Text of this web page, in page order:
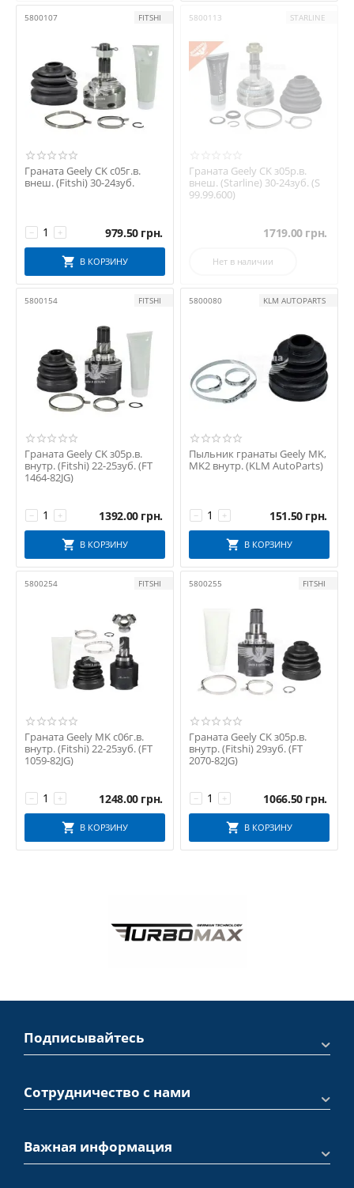
5800107 FITSHI
Граната Geely CK с05г.в.
внеш. (Fitshi) 30-24зуб.
+
− 979.50 грн.
В КОРЗИНУ
5800113 STARLINE
Граната Geely CK з05р.в.
внеш. (Starline) 30-24зуб. (S
99.99.600)
1719.00 грн.
Нет в наличии
5800154 FITSHI
Граната Geely CK з05р.в.
внутр. (Fitshi) 22-25зуб. (FT
1464-82JG)
+
− 1392.00 грн.
В КОРЗИНУ
5800080 KLM AUTOPARTS
Пыльник гранаты Geely MK,
MK2 внутр. (KLM AutoParts)
+
− 151.50 грн.
В КОРЗИНУ
5800254 FITSHI
Граната Geely MK с06г.в.
внутр. (Fitshi) 22-25зуб. (FT
1059-82JG)
+
− 1248.00 грн.
В КОРЗИНУ
5800255 FITSHI
Граната Geely CK з05р.в.
внутр. (Fitshi) 29зуб. (FT
2070-82JG)
+
− 1066.50 грн.
В КОРЗИНУ
Подписывайтесь
Сотрудничество с нами
Важная информация